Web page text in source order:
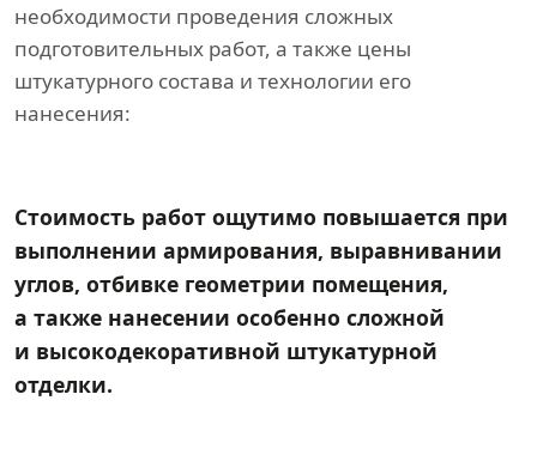
необходимости проведения сложных
подготовительных работ, а также цены
штукатурного состава и технологии его
нанесения:
Стоимость работ ощутимо повышается при
выполнении армирования, выравнивании
углов, отбивке геометрии помещения,
а также нанесении особенно сложной
и высокодекоративной штукатурной
отделки.